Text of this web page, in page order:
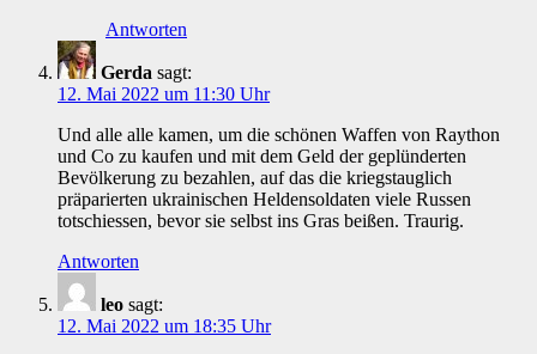
Antworten
Gerda sagt:
12. Mai 2022 um 11:30 Uhr
Und alle alle kamen, um die schönen Waffen von Raython
und Co zu kaufen und mit dem Geld der geplünderten
Bevölkerung zu bezahlen, auf das die kriegstauglich
präparierten ukrainischen Heldensoldaten viele Russen
totschiessen, bevor sie selbst ins Gras beißen. Traurig.
Antworten
leo sagt:
12. Mai 2022 um 18:35 Uhr